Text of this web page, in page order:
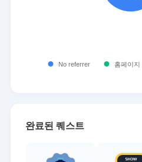
완료된 퀘스트